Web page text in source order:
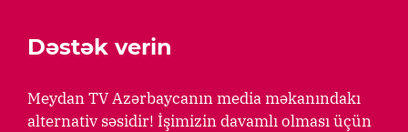
Dəstək verin
Meydan TV Azərbaycanın media məkanındakı
alternativ səsidir! İşimizin davamlı olması üçün